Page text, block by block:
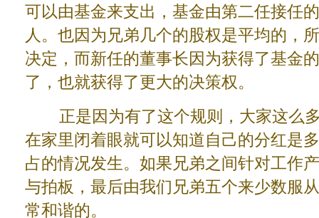
可以由基金来支出，基金由第二任接任
人。也因为兄弟几个的股权是平均的，
决定，而新任的董事长因为获得了基金
了，也就获得了更大的决策权。
正是因为有了这个规则，大家这么多
在家里闭着眼就可以知道自己的分红是
占的情况发生。如果兄弟之间针对工作
与拍板，最后由我们兄弟五个来少数服
常和谐的。